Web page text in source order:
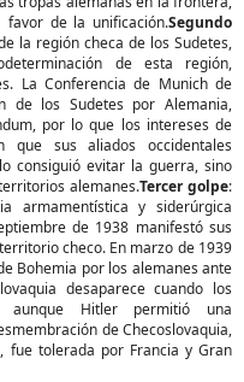
de la unificación.Segundo
la región checa de los Sudetes,
de esta región,
La Conferencia de Munich de
de los Sudetes por Alemania,
por lo que los intereses de
que sus aliados occidentales
consiguió evitar la guerra, sino
alemanes.Tercer golpe:
armamentística y siderúrgica
de 1938 manifestó sus
checo. En marzo de 1939
Bohemia por los alemanes ante
desaparece cuando los
aunque Hitler permitió una
de Checoslovaquia,
fue tolerada por Francia y Gran